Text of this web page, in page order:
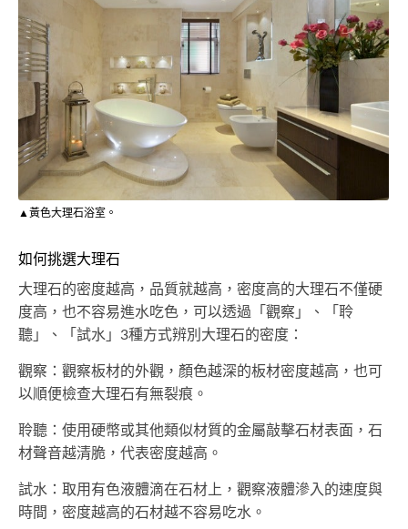
▲黃色大理石浴室。
如何挑選大理石
大理石的密度越高，品質就越高，密度高的大理石不僅硬
度高，也不容易進水吃色，可以透過「觀察」、「聆
聽」、「試水」3種方式辨別大理石的密度：
觀察：觀察板材的外觀，顏色越深的板材密度越高，也可
以順便檢查大理石有無裂痕。
聆聽：使用硬幣或其他類似材質的金屬敲擊石材表面，石
材聲音越清脆，代表密度越高。
試水：取用有色液體滴在石材上，觀察液體滲入的速度與
時間，密度越高的石材越不容易吃水。